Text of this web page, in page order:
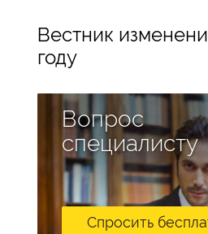
Вестник
году
Вопрос
специалисту
Спросить